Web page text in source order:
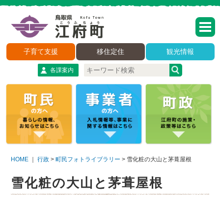
子育て支援 移住定住 観光情報
各課案内
HOME ｜行政 >町民フォトライブラリー > 雪化粧の大山と茅葺屋根
雪化粧の大山と茅葺屋根